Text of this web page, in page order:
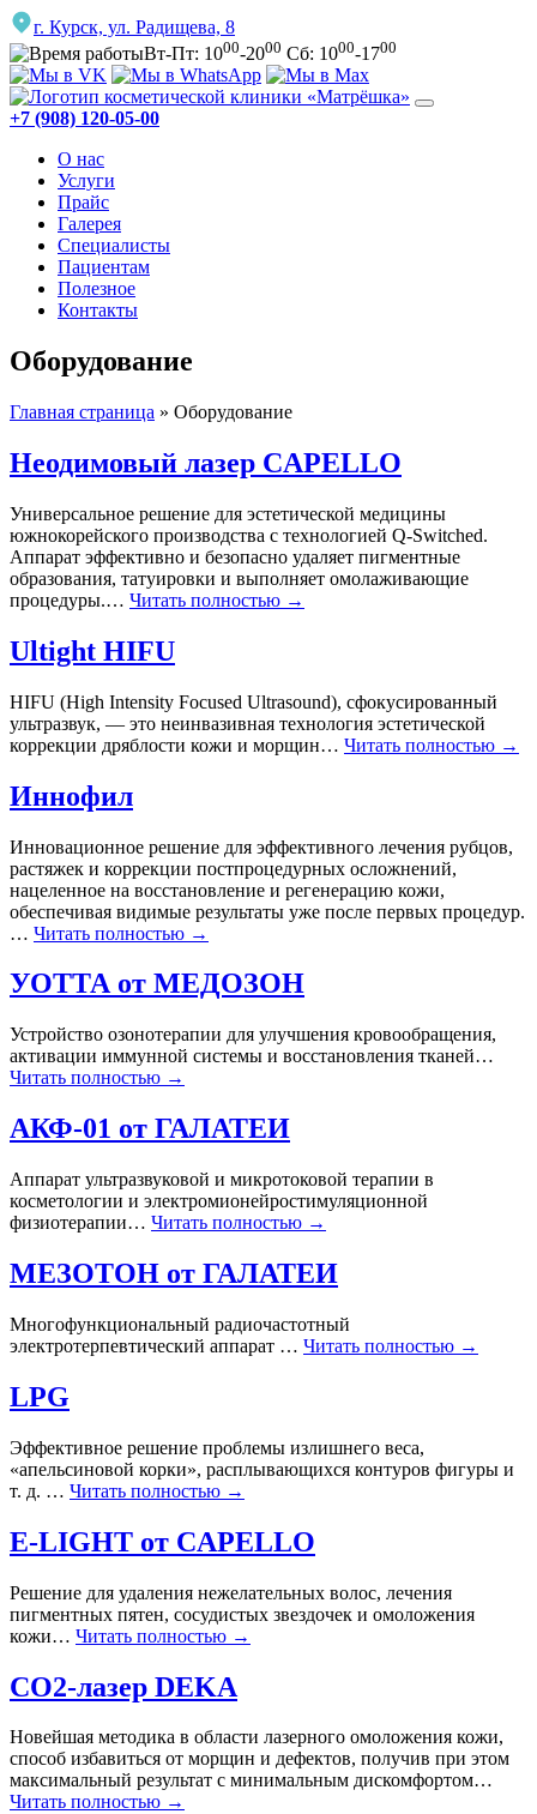
г. Курск, ул. Радищева, 8
Вт-Пт: 1000-2000 Сб: 1000-1700
+7 (908) 120-05-00
О нас
Услуги
Прайс
Галерея
Специалисты
Пациентам
Полезное
Контакты
Оборудование
Главная страница » Оборудование
Неодимовый лазер CAPELLO
Универсальное решение для эстетической медицины
южнокорейского производства с технологией Q-Switched.
Аппарат эффективно и безопасно удаляет пигментные
образования, татуировки и выполняет омолаживающие
процедуры.… Читать полностью →
Ultight HIFU
HIFU (High Intensity Focused Ultrasound), сфокусированный
ультразвук, — это неинвазивная технология эстетической
коррекции дряблости кожи и морщин… Читать полностью →
Иннофил
Инновационное решение для эффективного лечения рубцов,
растяжек и коррекции постпроцедурных осложнений,
нацеленное на восстановление и регенерацию кожи,
обеспечивая видимые результаты уже после первых процедур.
… Читать полностью →
УОТТА от МЕДОЗОН
Устройство озонотерапии для улучшения кровообращения,
активации иммунной системы и восстановления тканей…
Читать полностью →
АКФ-01 от ГАЛАТЕИ
Аппарат ультразвуковой и микротоковой терапии в
косметологии и электромионейростимуляционной
физиотерапии… Читать полностью →
МЕЗОТОН от ГАЛАТЕИ
Многофункциональный радиочастотный
электротерпевтический аппарат … Читать полностью →
LPG
Эффективное решение проблемы излишнего веса,
«апельсиновой корки», расплывающихся контуров фигуры и
т. д. … Читать полностью →
E-LIGHT от CAPELLO
Решение для удаления нежелательных волос, лечения
пигментных пятен, сосудистых звездочек и омоложения
кожи… Читать полностью →
СО2-лазер DEKA
Новейшая методика в области лазерного омоложения кожи,
способ избавиться от морщин и дефектов, получив при этом
максимальный результат с минимальным дискомфортом…
Читать полностью →